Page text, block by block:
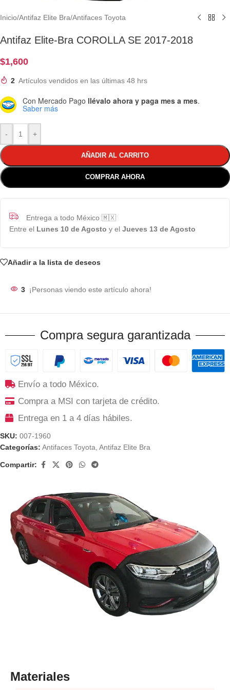
Inicio/Antifaz Elite Bra/Antifaces Toyota
Antifaz Elite-Bra COROLLA SE 2017-2018
$1,600
2 Artículos vendidos en las últimas 48 hrs
Con Mercado Pago llévalo ahora y paga mes a mes.
Saber más
- +
AÑADIR AL CARRITO
COMPRAR AHORA
Entrega a todo México 🇲🇽
Entre el Lunes 10 de Agosto y el Jueves 13 de Agosto
Añadir a la lista de deseos
3 ¡Personas viendo este artículo ahora!
Compra segura garantizada
Envío a todo México.
Compra a MSI con tarjeta de crédito.
Entrega en 1 a 4 días hábiles.
SKU: 007-1960
Categorías: Antifaces Toyota Antifaz Elite Bra
Compartir:
Materiales